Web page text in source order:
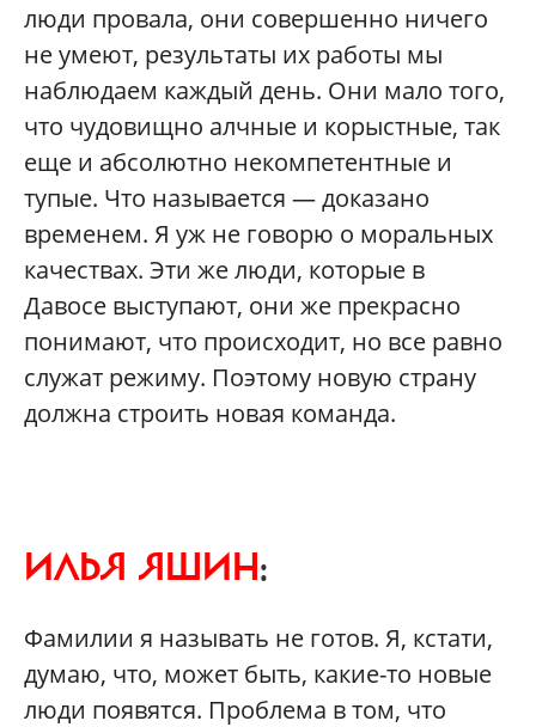
люди провала, они совершенно ничего
не умеют, результаты их работы мы
наблюдаем каждый день. Они мало того,
что чудовищно алчные и корыстные, так
еще и абсолютно некомпетентные и
тупые. Что называется — доказано
временем. Я уж не говорю о моральных
качествах. Эти же люди, которые в
Давосе выступают, они же прекрасно
понимают, что происходит, но все равно
служат режиму. Поэтому новую страну
должна строить новая команда.
ИЛЬЯ ЯШИН:
Фамилии я называть не готов. Я, кстати,
думаю, что, может быть, какие-то новые
люди появятся. Проблема в том, что